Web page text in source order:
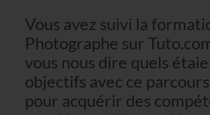
Vous avez suivi la
Photographe sur
vous nous dire quels
objectifs avec ce
pour acquérir des